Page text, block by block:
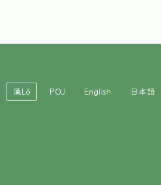
漢Lô POJ English 日本語